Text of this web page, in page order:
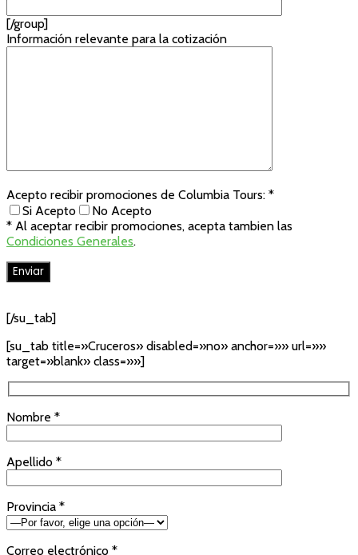
[/group]
Información relevante para la cotización
Acepto recibir promociones de Columbia Tours: *
Si Acepto
No Acepto
* Al aceptar recibir promociones, acepta tambien las
Condiciones Generales.
[/su_tab]
[su_tab title=»Cruceros» disabled=»no» anchor=»» url=»»
target=»blank» class=»»]
Nombre *
Apellido *
Provincia *
Correo electrónico *